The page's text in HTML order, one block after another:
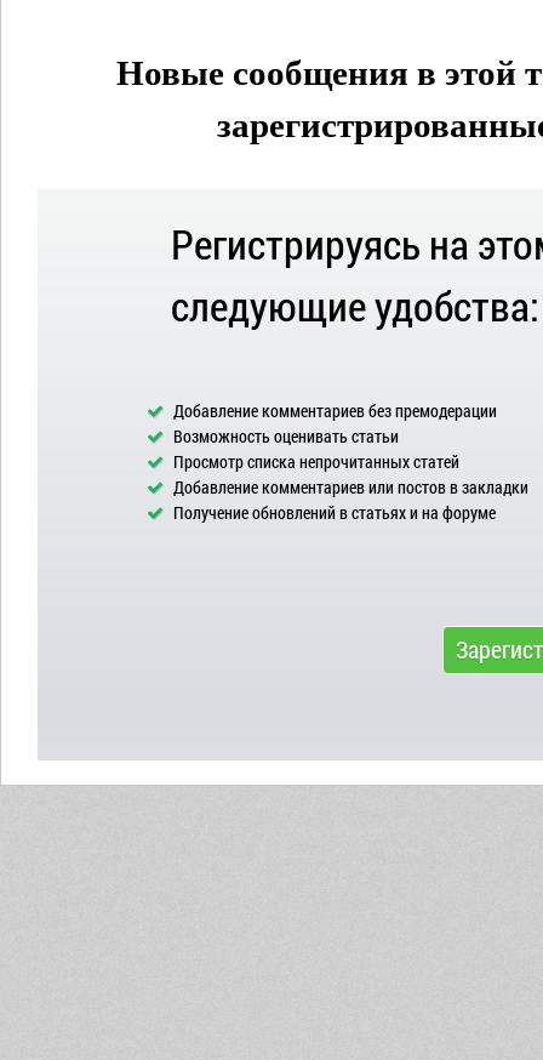
Новые сообщения в этой
Регистрируясь на
следующие удобства:
Добавление комментариев без премодерации
Возможность оценивать статьи
Просмотр списка непрочитанных статей
Добавление комментариев или постов в закладки
Получение обновлений в статьях и на форуме